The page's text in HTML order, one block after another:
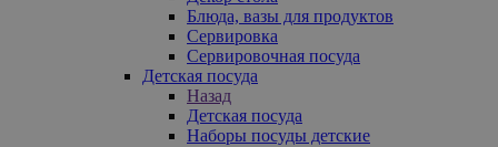
Блюда, вазы для продуктов
Сервировка
Сервировочная посуда
Детская посуда
Назад
Детская посуда
Наборы посуды детские